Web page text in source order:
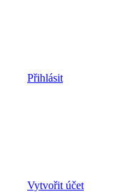
Přihlásit
Vytvořit účet